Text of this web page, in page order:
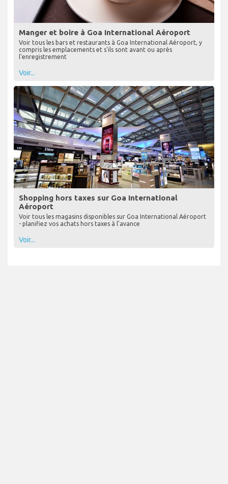
Manger et boire à Goa International Aéroport
Voir tous les bars et restaurants à Goa International Aéroport, y
compris les emplacements et s'ils sont avant ou après
l'enregistrement
Voir...
Shopping hors taxes sur Goa International
Aéroport
Voir tous les magasins disponibles sur Goa International Aéroport
- planifiez vos achats hors taxes à l'avance
Voir...